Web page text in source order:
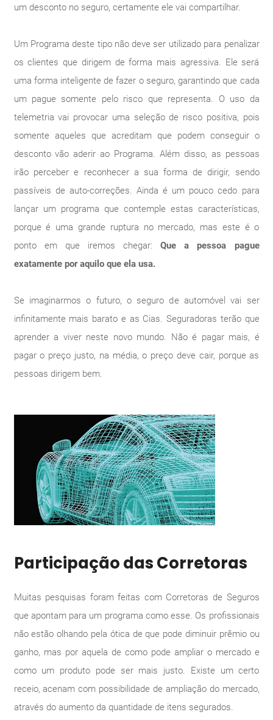
um desconto no seguro, certamente ele vai compartilhar.
Um Programa deste tipo não deve ser utilizado para penalizar
os clientes que dirigem de forma mais agressiva. Ele será
uma forma inteligente de fazer o seguro, garantindo que cada
um pague somente pelo risco que representa. O uso da
telemetria vai provocar uma seleção de risco positiva, pois
somente aqueles que acreditam que podem conseguir o
desconto vão aderir ao Programa. Além disso, as pessoas
irão perceber e reconhecer a sua forma de dirigir, sendo
passíveis de auto-correções. Ainda é um pouco cedo para
lançar um programa que contemple estas características,
porque é uma grande ruptura no mercado, mas este é o
ponto em que iremos chegar:Que a pessoa pague
exatamente por aquilo que ela usa.
Se imaginarmos o futuro, o seguro de automóvel vai ser
infinitamente mais barato e as Cias. Seguradoras terão que
aprender a viver neste novo mundo. Não é pagar mais, é
pagar o preço justo, na média, o preço deve cair, porque as
pessoas dirigem bem.
Participação das Corretoras
Muitas pesquisas foram feitas com Corretoras de Seguros
que apontam para um programa como esse. Os profissionais
não estão olhando pela ótica de que pode diminuir prêmio ou
ganho, mas por aquela de como pode ampliar o mercado e
como um produto pode ser mais justo. Existe um certo
receio, acenam com possibilidade de ampliação do mercado,
através do aumento da quantidade de itens segurados.